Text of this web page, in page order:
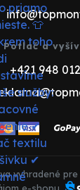
Potlač a
+421 948
vyhradené pre